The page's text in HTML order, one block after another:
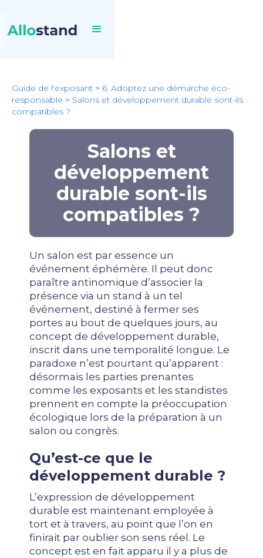
Guide de l'exposant > 6. Adoptez une démarche éco-
responsable > Salons et développement durable sont-ils
compatibles ?
Salons et
développement
durable sont-ils
compatibles ?
Un salon est par essence un
événement éphémère. Il peut donc
paraître antinomique d’associer la
présence via un stand à un tel
événement, destiné à fermer ses
portes au bout de quelques jours, au
concept de développement durable,
inscrit dans une temporalité longue. Le
paradoxe n’est pourtant qu’apparent :
désormais les parties prenantes
comme les exposants et les standistes
prennent en compte la préoccupation
écologique lors de la préparation à un
salon ou congrès.
Qu’est-ce que le
développement durable ?
L’expression de développement
durable est maintenant employée à
tort et à travers, au point que l’on en
finirait par oublier son sens réel. Le
concept est en fait apparu il y a plus de